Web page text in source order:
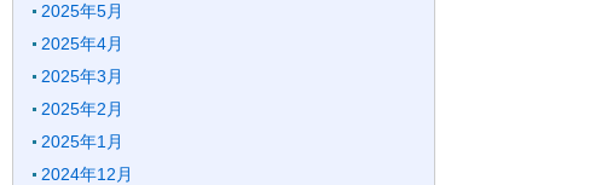
2025年5月
2025年4月
2025年3月
2025年2月
2025年1月
2024年12月